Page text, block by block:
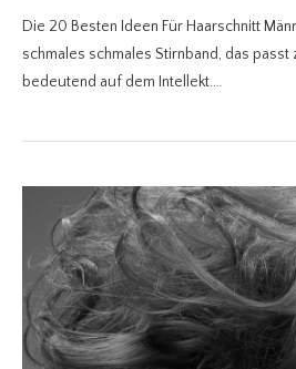
Die 20 Besten Ideen Für Haarschnitt
schmales schmales Stirnband, das passt
bedeutend auf dem Intellekt.…